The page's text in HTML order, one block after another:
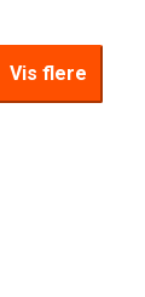
Vis flere